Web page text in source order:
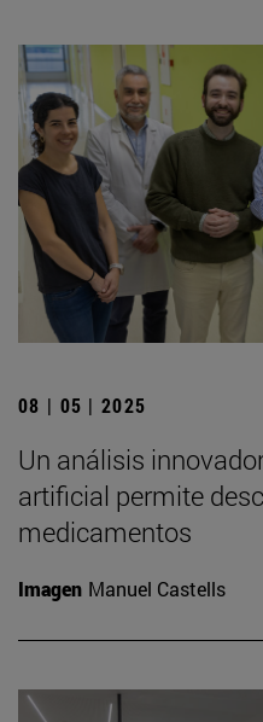
08 | 05 | 2025
Un análisis
artificial permite
medicamentos
Imagen Manuel Castells